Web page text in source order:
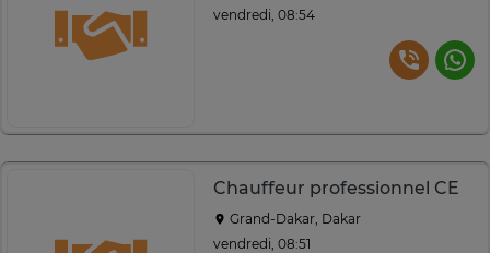
vendredi, 08:54
Chauffeur professionnel CE
Grand-Dakar, Dakar
vendredi, 08:51